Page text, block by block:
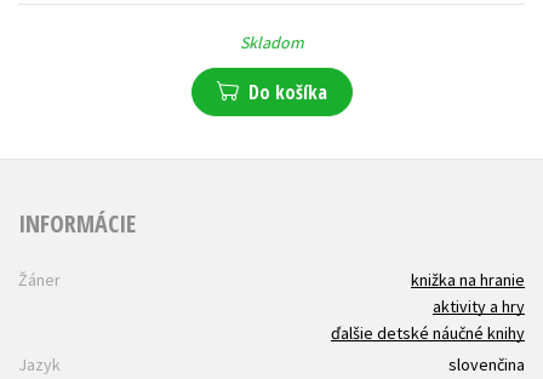
Skladom
Do košíka
INFORMÁCIE
Žáner
knižka na hranie
aktivity a hry
ďalšie detské náučné knihy
Jazyk
slovenčina